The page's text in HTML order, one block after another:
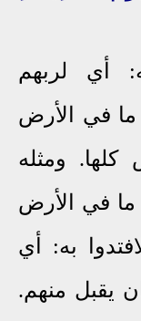
أي لربهم
ما في الأرض
ومثله
في الأرض
به: أي
يقبل منهم.